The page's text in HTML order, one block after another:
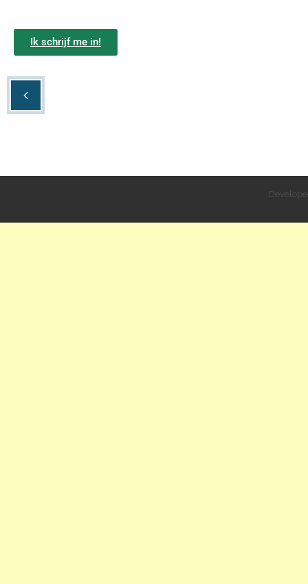
Ik schrijf me in!